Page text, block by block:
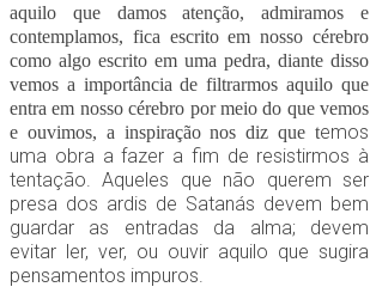
aquilo que damos atenção, admiramos e
contemplamos, fica escrito em nosso cérebro
como algo escrito em uma pedra, diante disso
vemos a importância de filtrarmos aquilo que
entra em nosso cérebro por meio do que vemos
e ouvimos, a inspiração nos diz que temos
uma obra a fazer a fim de resistirmos à
tentação. Aqueles que não querem ser
presa dos ardis de Satanás devem bem
guardar as entradas da alma; devem
evitar ler, ver, ou ouvir aquilo que sugira
pensamentos impuros.